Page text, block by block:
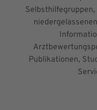
Publikationen,